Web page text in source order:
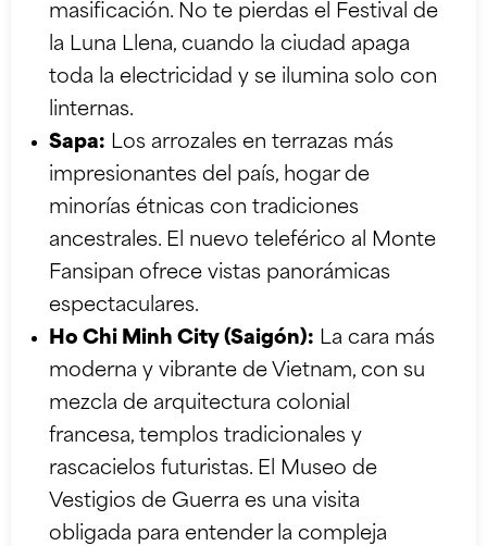
masificación. No te pierdas el Festival de
la Luna Llena, cuando la ciudad apaga
toda la electricidad y se ilumina solo con
linternas.
Sapa: Los arrozales en terrazas más
impresionantes del país, hogar de
minorías étnicas con tradiciones
ancestrales. El nuevo teleférico al Monte
Fansipan ofrece vistas panorámicas
espectaculares.
Ho Chi Minh City (Saigón): La cara más
moderna y vibrante de Vietnam, con su
mezcla de arquitectura colonial
francesa, templos tradicionales y
rascacielos futuristas. El Museo de
Vestigios de Guerra es una visita
obligada para entender la compleja